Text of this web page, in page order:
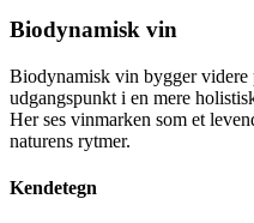
Biodynamisk vin
Biodynamisk vin bygger videre
udgangspunkt i en mere
Her ses vinmarken som et
naturens rytmer.
Kendetegn